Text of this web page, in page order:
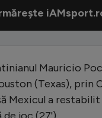
Mauricio
(Texas), prin
Mexicul a